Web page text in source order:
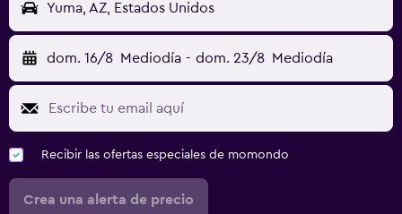
Yuma, AZ, Estados Unidos
dom. 16/8 Mediodía - dom. 23/8 Mediodía
Recibir las ofertas especiales de momondo
Crea una alerta de precio